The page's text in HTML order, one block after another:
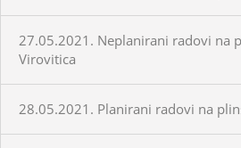
27.05.2021. Neplanirani radovi na
Virovitica
28.05.2021. Planirani radovi na